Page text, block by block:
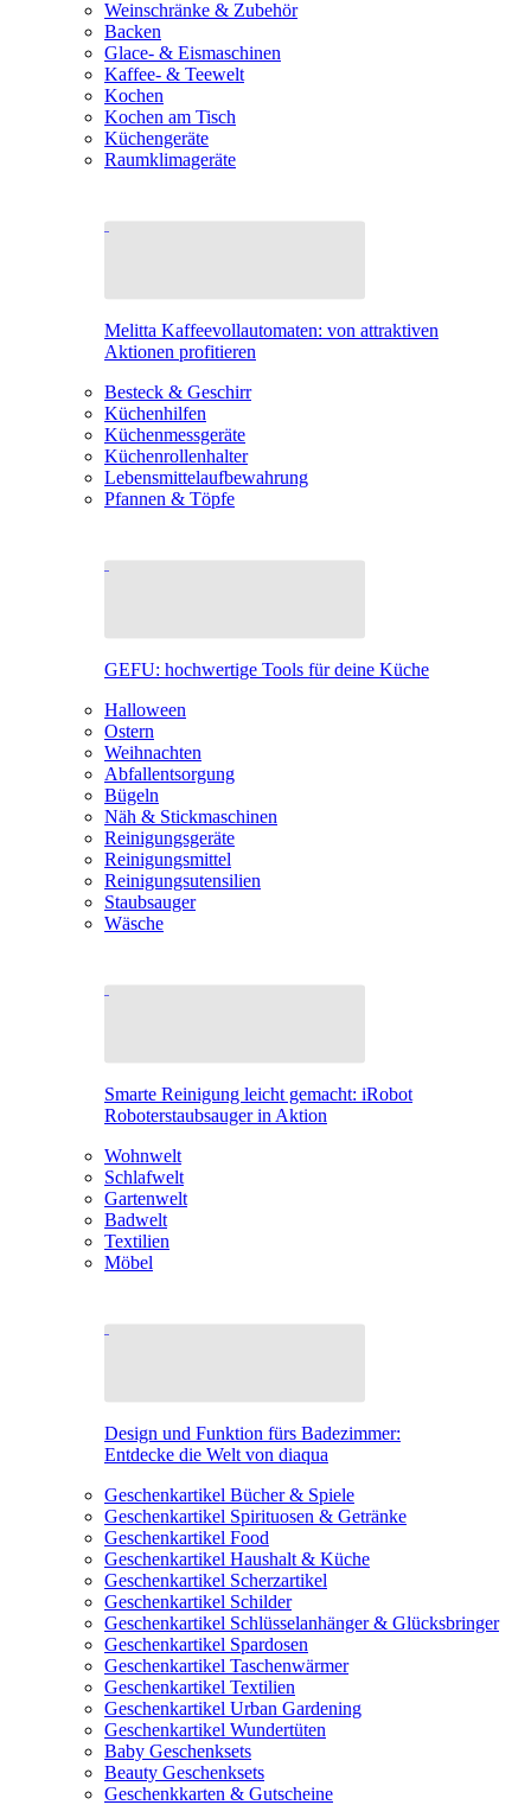
Weinschränke & Zubehör
Backen
Glace- & Eismaschinen
Kaffee- & Teewelt
Kochen
Kochen am Tisch
Küchengeräte
Raumklimageräte
Melitta Kaffeevollautomaten: von attraktiven
Aktionen profitieren
Besteck & Geschirr
Küchenhilfen
Küchenmessgeräte
Küchenrollenhalter
Lebensmittelaufbewahrung
Pfannen & Töpfe
GEFU: hochwertige Tools für deine Küche
Halloween
Ostern
Weihnachten
Abfallentsorgung
Bügeln
Näh & Stickmaschinen
Reinigungsgeräte
Reinigungsmittel
Reinigungsutensilien
Staubsauger
Wäsche
Smarte Reinigung leicht gemacht: iRobot
Roboterstaubsauger in Aktion
Wohnwelt
Schlafwelt
Gartenwelt
Badwelt
Textilien
Möbel
Design und Funktion fürs Badezimmer:
Entdecke die Welt von diaqua
Geschenkartikel Bücher & Spiele
Geschenkartikel Spirituosen & Getränke
Geschenkartikel Food
Geschenkartikel Haushalt & Küche
Geschenkartikel Scherzartikel
Geschenkartikel Schilder
Geschenkartikel Schlüsselanhänger & Glücksbringer
Geschenkartikel Spardosen
Geschenkartikel Taschenwärmer
Geschenkartikel Textilien
Geschenkartikel Urban Gardening
Geschenkartikel Wundertüten
Baby Geschenksets
Beauty Geschenksets
Geschenkkarten & Gutscheine